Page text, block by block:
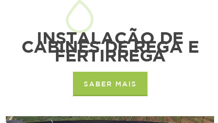
INSTALAÇÃO DE
CABINES DE REGA E
FERTIRREGA
SABER MAIS